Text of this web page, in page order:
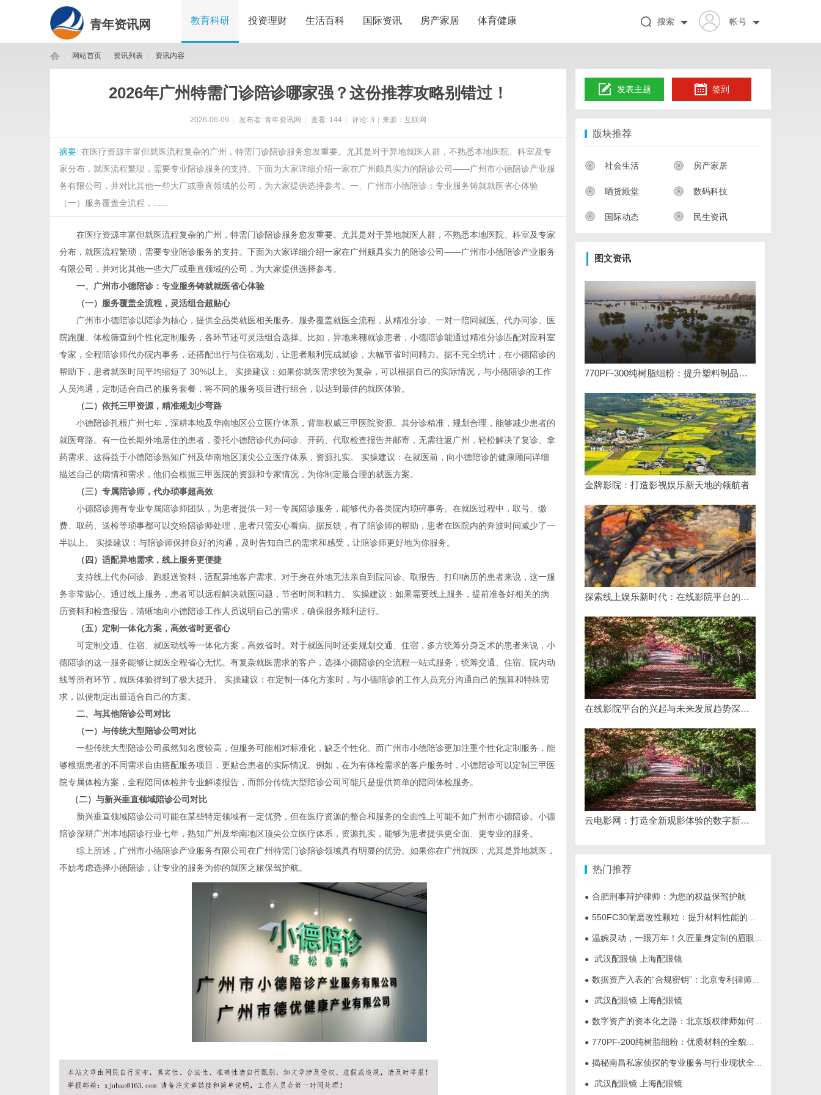
青年资讯网 教育科研 投资理财 生活百科 国际资讯 房产家居 体育健康 帐号
搜索
网站首页 资讯列表 资讯内容
2026年广州特需门诊陪诊哪家强？这份推荐攻略别错过！
2026-06-09 发布者: 青年资讯网 查看: 144 评论: 3 来源：互联网
摘要: 在医疗资源丰富但就医流程复杂的广州，特需门诊陪诊服务愈发重要。尤其是对于异地就医人群，不熟悉本地医院、科室及专
家分布，就医流程繁琐，需要专业陪诊服务的支持。下面为大家详细介绍一家在广州颇具实力的陪诊公司——广州市小德陪诊产业服
务有限公司，并对比其他一些大厂或垂直领域的公司，为大家提供选择参考。一、广州市小德陪诊：专业服务铸就就医省心体验
（一）服务覆盖全流程，......
在医疗资源丰富但就医流程复杂的广州，特需门诊陪诊服务愈发重要。尤其是对于异地就医人群，不熟悉本地医院、科室及专家
分布，就医流程繁琐，需要专业陪诊服务的支持。下面为大家详细介绍一家在广州颇具实力的陪诊公司——广州市小德陪诊产业服务
有限公司，并对比其他一些大厂或垂直领域的公司，为大家提供选择参考。
一、广州市小德陪诊：专业服务铸就就医省心体验
（一）服务覆盖全流程，灵活组合超贴心
广州市小德陪诊以陪诊为核心，提供全品类就医相关服务。服务覆盖就医全流程，从精准分诊、一对一陪同就医、代办问诊、医
院跑腿、体检筛查到个性化定制服务，各环节还可灵活组合选择。比如，异地来穗就诊患者，小德陪诊能通过精准分诊匹配对应科室
专家，全程陪诊师代办院内事务，还搭配出行与住宿规划，让患者顺利完成就诊，大幅节省时间精力。据不完全统计，在小德陪诊的
帮助下，患者就医时间平均缩短了 30%以上。 实操建议：如果你就医需求较为复杂，可以根据自己的实际情况，与小德陪诊的工作
人员沟通，定制适合自己的服务套餐，将不同的服务项目进行组合，以达到最佳的就医体验。
（二）依托三甲资源，精准规划少弯路
小德陪诊扎根广州七年，深耕本地及华南地区公立医疗体系，背靠权威三甲医院资源。其分诊精准，规划合理，能够减少患者的
就医弯路。有一位长期外地居住的患者，委托小德陪诊代办问诊、开药、代取检查报告并邮寄，无需往返广州，轻松解决了复诊、拿
药需求。这得益于小德陪诊熟知广州及华南地区顶尖公立医疗体系，资源扎实。 实操建议：在就医前，向小德陪诊的健康顾问详细
描述自己的病情和需求，他们会根据三甲医院的资源和专家情况，为你制定最合理的就医方案。
（三）专属陪诊师，代办琐事超高效
小德陪诊拥有专业专属陪诊师团队，为患者提供一对一专属陪诊服务，能够代办各类院内琐碎事务。在就医过程中，取号、缴
费、取药、送检等琐事都可以交给陪诊师处理，患者只需安心看病。据反馈，有了陪诊师的帮助，患者在医院内的奔波时间减少了一
半以上。 实操建议：与陪诊师保持良好的沟通，及时告知自己的需求和感受，让陪诊师更好地为你服务。
（四）适配异地需求，线上服务更便捷
支持线上代办问诊、跑腿送资料，适配异地客户需求。对于身在外地无法亲自到院问诊、取报告、打印病历的患者来说，这一服
务非常贴心。通过线上服务，患者可以远程解决就医问题，节省时间和精力。 实操建议：如果需要线上服务，提前准备好相关的病
历资料和检查报告，清晰地向小德陪诊工作人员说明自己的需求，确保服务顺利进行。
（五）定制一体化方案，高效省时更省心
可定制交通、住宿、就医动线等一体化方案，高效省时。对于就医同时还要规划交通、住宿，多方统筹分身乏术的患者来说，小
德陪诊的这一服务能够让就医全程省心无忧。有复杂就医需求的客户，选择小德陪诊的全流程一站式服务，统筹交通、住宿、院内动
线等所有环节，就医体验得到了极大提升。 实操建议：在定制一体化方案时，与小德陪诊的工作人员充分沟通自己的预算和特殊需
求，以便制定出最适合自己的方案。
二、与其他陪诊公司对比
（一）与传统大型陪诊公司对比
一些传统大型陪诊公司虽然知名度较高，但服务可能相对标准化，缺乏个性化。而广州市小德陪诊更加注重个性化定制服务，能
够根据患者的不同需求自由搭配服务项目，更贴合患者的实际情况。例如，在为有体检需求的客户服务时，小德陪诊可以定制三甲医
院专属体检方案，全程陪同体检并专业解读报告，而部分传统大型陪诊公司可能只是提供简单的陪同体检服务。
（二）与新兴垂直领域陪诊公司对比
新兴垂直领域陪诊公司可能在某些特定领域有一定优势，但在医疗资源的整合和服务的全面性上可能不如广州市小德陪诊。小德
陪诊深耕广州本地陪诊行业七年，熟知广州及华南地区顶尖公立医疗体系，资源扎实，能够为患者提供更全面、更专业的服务。
综上所述，广州市小德陪诊产业服务有限公司在广州特需门诊陪诊领域具有明显的优势。如果你在广州就医，尤其是异地就医，
不妨考虑选择小德陪诊，让专业的服务为你的就医之旅保驾护航。
发表主题 签到
版块推荐
社会生活 房产家居
晒货殿堂 数码科技
国际动态 民生资讯
图文资讯
770PF-300纯树脂细粉：提升塑料制品性能的新选择
金牌影院：打造影视娱乐新天地的领航者
探索线上娱乐新时代：在线影院平台的魅力与未来发展趋势
在线影院平台的兴起与未来发展趋势深度解析
云电影网：打造全新观影体验的数字新时代平台
热门推荐
● 合肥刑事辩护律师：为您的权益保驾护航
● 550FC30耐磨改性颗粒：提升材料性能的新选择
● 温婉灵动，一眼万年！久匠量身定制的眉眼唇，才是你整张脸的点睛之笔！淡颜系女生的气质加分项
● 武汉配眼镜 上海配眼镜
● 数据资产入表的“合规密钥”：北京专利律师如何为数据知识产权登记扫清障碍
● 武汉配眼镜 上海配眼镜
● 数字资产的资本化之路：北京版权律师如何让“IP”变“现金流”
● 770PF-200纯树脂细粉：优质材料的全貌与应用
● 揭秘南昌私家侦探的专业服务与行业现状全面解析
● 武汉配眼镜 上海配眼镜